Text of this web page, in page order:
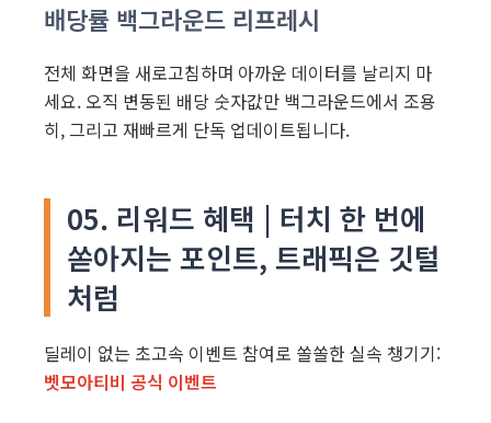
배당률 백그라운드 리프레시
전체 화면을 새로고침하며 아까운 데이터를 날리지 마
세요. 오직 변동된 배당 숫자값만 백그라운드에서 조용
히, 그리고 재빠르게 단독 업데이트됩니다.
05. 리워드 혜택 | 터치 한 번에
쏟아지는 포인트, 트래픽은 깃털
처럼
딜레이 없는 초고속 이벤트 참여로 쏠쏠한 실속 챙기기:
벳모아티비 공식 이벤트